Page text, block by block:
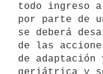
todo ingreso
por parte de
se deberá
de las
de